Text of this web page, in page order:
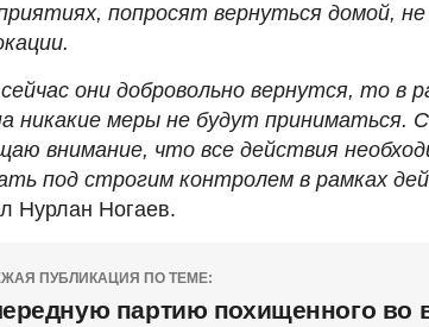
попросят вернуться домой, не
они добровольно вернутся, то в
никакие меры не будут приниматься.
внимание, что все действия
под строгим контролем в рамках
Нурлан Ногаев.
ПУБЛИКАЦИЯ ПО ТЕМЕ:
партию похищенного во